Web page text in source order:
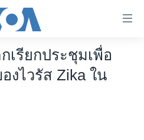
เรียกประชุมเพื่อ
งไวรัส Zika ใน